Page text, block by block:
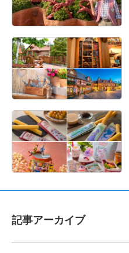
記事アーカイブ